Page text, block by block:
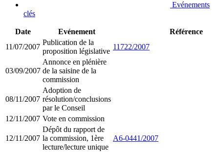
Evénements
clés
Date Evénement
Référence
11/07/2007
Publication de la
proposition législative
11722/2007
03/09/2007
Annonce en plénière
de la saisine de la
commission
08/11/2007
Adoption de
résolution/conclusions
par le Conseil
12/11/2007 Vote en commission
12/11/2007
Dépôt du rapport de
la commission, 1ère
lecture/lecture unique
A6-0441/2007